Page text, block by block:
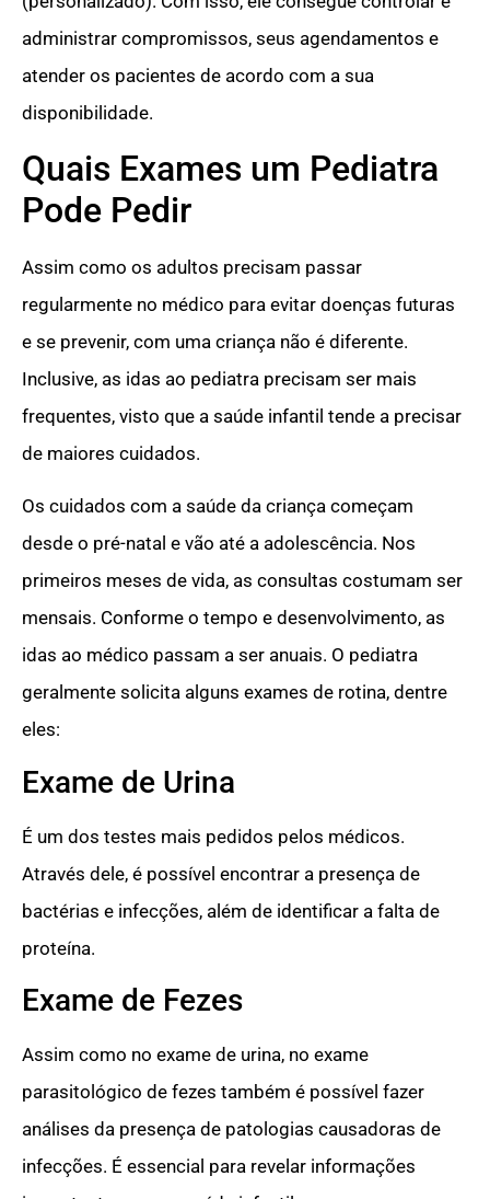
administrar compromissos, seus agendamentos e
atender os pacientes de acordo com a sua
disponibilidade.
Quais Exames um Pediatra
Pode Pedir
Assim como os adultos precisam passar
regularmente no médico para evitar doenças futuras
e se prevenir, com uma criança não é diferente.
Inclusive, as idas ao pediatra precisam ser mais
frequentes, visto que a saúde infantil tende a precisar
de maiores cuidados.
Os cuidados com a saúde da criança começam
desde o pré-natal e vão até a adolescência. Nos
primeiros meses de vida, as consultas costumam ser
mensais. Conforme o tempo e desenvolvimento, as
idas ao médico passam a ser anuais. O pediatra
geralmente solicita alguns exames de rotina, dentre
eles:
Exame de Urina
É um dos testes mais pedidos pelos médicos.
Através dele, é possível encontrar a presença de
bactérias e infecções, além de identificar a falta de
proteína.
Exame de Fezes
Assim como no exame de urina, no exame
parasitológico de fezes também é possível fazer
análises da presença de patologias causadoras de
infecções. É essencial para revelar informações